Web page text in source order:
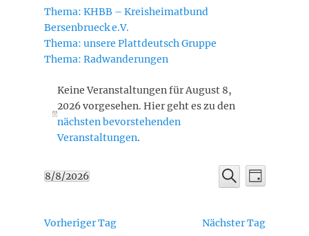
Thema: KHBB – Kreisheimatbund
Bersenbrueck e.V.
Thema: unsere Plattdeutsch Gruppe
Thema: Radwanderungen
für
August
8,
Hinweis
Keine Veranstaltungen für August 8,
2026 vorgesehen. Hier geht es zu den
nächsten bevorstehenden
Veranstaltungen.
Suche
Ansichten,
Suche
Tag
8/8/2026
Vorheriger Tag
Nächster Tag